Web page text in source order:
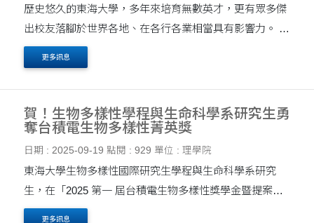
歷史悠久的東海大學，多年來培育無數英才，更有眾多傑
出校友落腳於世界各地、在各行各業相當具有影響力。 東
海大學70週年第26屆傑出校友名單揭曉！ 六位傑出校友
當選，其中二位為本院所屬學系系友，其介紹及....
更多訊息
賀！生物多樣性學程與生命科學系研究生勇
奪台積電生物多樣性菁英獎
日期 : 2025-09-19 點閱 : 929 單位 : 理學院
東海大學生物多樣性國際研究生學程與生命科學系研究
生，在「2025 第一 屆台積電生物多樣性獎學金暨提案
獎」中表現亮眼，共榮獲菁英獎優等 1 項與 入選 3 項佳
更多訊息